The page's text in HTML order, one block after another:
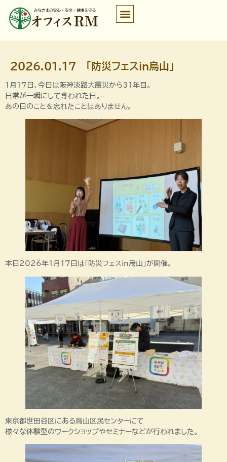
2026.01.17 「防災フェスin烏山」
1月17日、今日は阪神淡路大震災から31年目。
日常が一瞬にして奪われた日。
あの日のことを忘れたことはありません。
本日2026年1月17日は「防災フェスin烏山」が開催。
東京都世田谷区にある烏山区民センターにて
様々な体験型のワークショップやセミナーなどが行われました。